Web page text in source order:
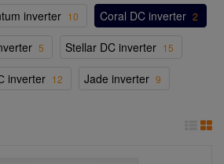
inverter 10 Coral DC inverter 2
5 Stellar DC inverter 15
inverter 12 Jade inverter 9